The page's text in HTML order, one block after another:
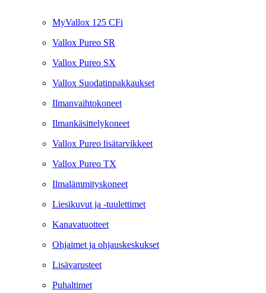
MyVallox 125 CFi
Vallox Pureo SR
Vallox Pureo SX
Vallox Suodatinpakkaukset
Ilmanvaihtokoneet
Ilmankäsittelykoneet
Vallox Pureo lisätarvikkeet
Vallox Pureo TX
Ilmalämmityskoneet
Liesikuvut ja -tuulettimet
Kanavatuotteet
Ohjaimet ja ohjauskeskukset
Lisävarusteet
Puhaltimet